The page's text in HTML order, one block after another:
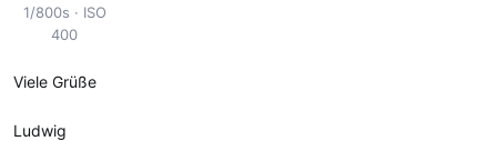
1/800s
ISO
400
Viele Grüße
Ludwig